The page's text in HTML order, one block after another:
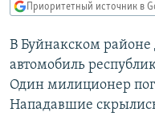
навигации
Вернутся
поиску
IDEL.РЕАЛИИ
КАВКАЗ.РЕАЛИИ
СЕВЕР.РЕАЛИИ
СИБИРЬ.РЕАЛИИ
Приоритетный источник в
В Буйнакском районе
автомобиль
Один милиционер
Нападавшие